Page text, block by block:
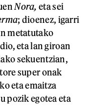
Nora, eta sei
; dioenez, igarri
metatutako
eta lan giroan
sekuentzian,
super onak
eta emaitza
pozik egotea eta